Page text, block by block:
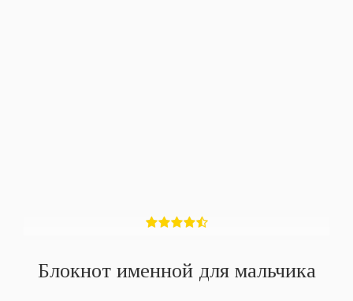
Блокнот именной для мальчика